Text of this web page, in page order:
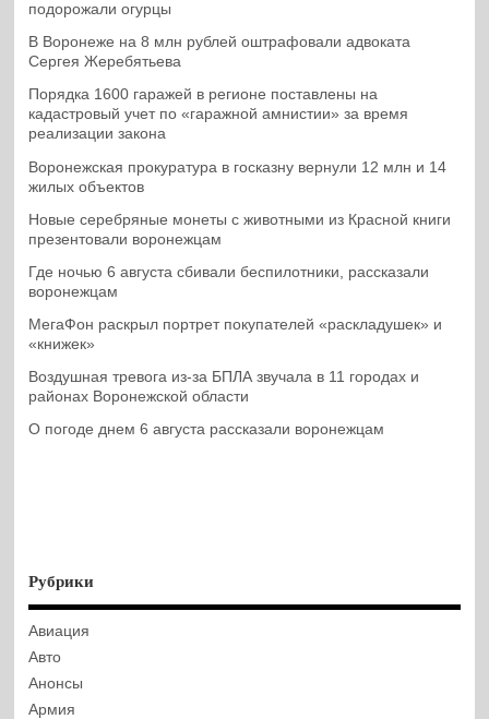
подорожали огурцы
В Воронеже на 8 млн рублей оштрафовали адвоката
Сергея Жеребятьева
Порядка 1600 гаражей в регионе поставлены на
кадастровый учет по «гаражной амнистии» за время
реализации закона
Воронежская прокуратура в госказну вернули 12 млн и 14
жилых объектов
Новые серебряные монеты с животными из Красной книги
презентовали воронежцам
Где ночью 6 августа сбивали беспилотники, рассказали
воронежцам
МегаФон раскрыл портрет покупателей «раскладушек» и
«книжек»
Воздушная тревога из-за БПЛА звучала в 11 городах и
районах Воронежской области
О погоде днем 6 августа рассказали воронежцам
Рубрики
Авиация
Авто
Анонсы
Армия